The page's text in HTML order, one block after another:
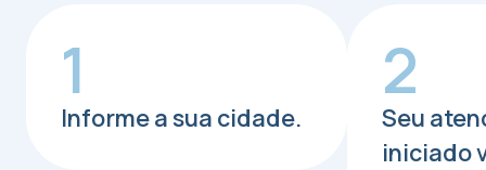
1
Informe a sua cidade.
2
Seu
iniciado